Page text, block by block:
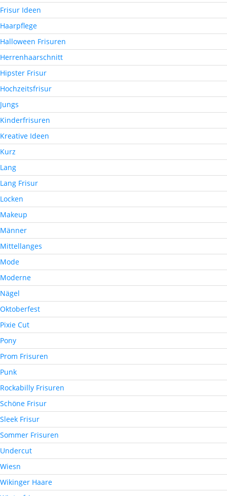
Frisur Ideen
Haarpflege
Halloween Frisuren
Herrenhaarschnitt
Hipster Frisur
Hochzeitsfrisur
Jungs
Kinderfrisuren
Kreative Ideen
Kurz
Lang
Lang Frisur
Locken
Makeup
Männer
Mittellanges
Mode
Moderne
Nägel
Oktoberfest
Pixie Cut
Pony
Prom Frisuren
Punk
Rockabilly Frisuren
Schöne Frisur
Sleek Frisur
Sommer Frisuren
Undercut
Wiesn
Wikinger Haare